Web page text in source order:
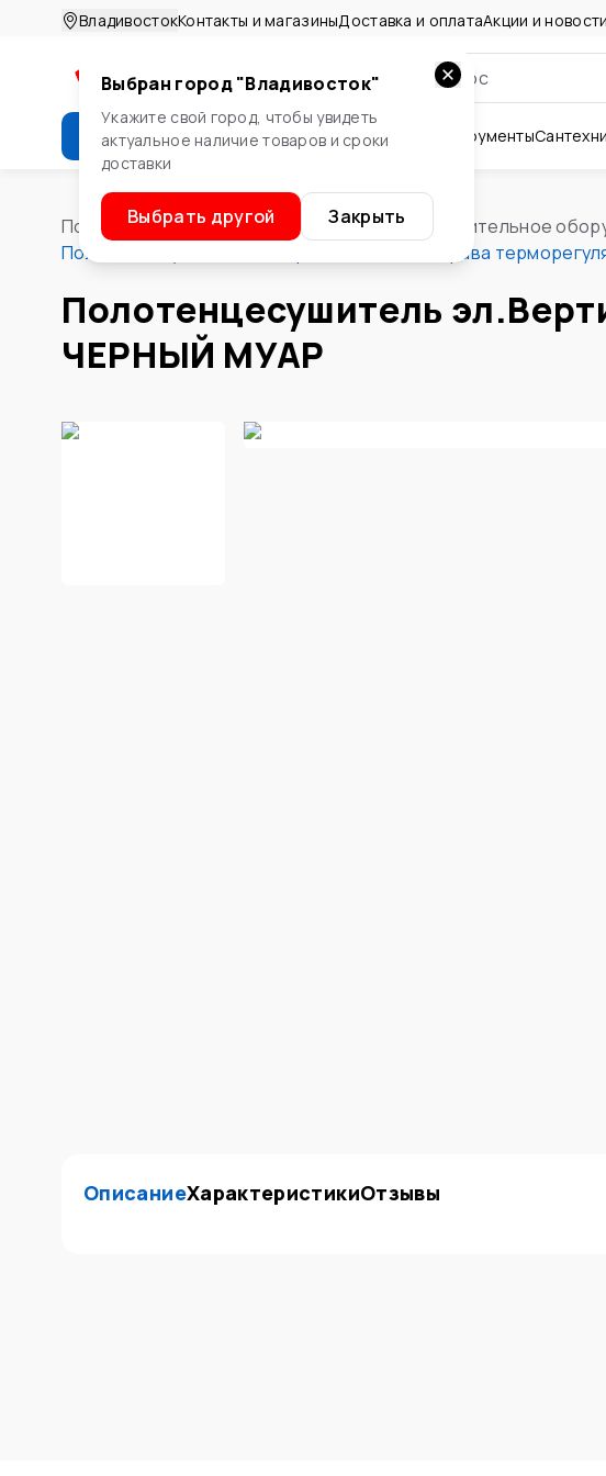
ВладивостокКонтакты и магазиныДоставка и оплатаАкции и
Каталог Стройматериалы Инструменты
Выбран город "Владивосток"
Укажите свой город, чтобы увидеть
актуальное наличие товаров и сроки
доставки
Выбрать другой Закрыть
Помощник/Водоснабжение и отопление Отопительное
Полотенцесушитель эл.Вертикаль 15х120 справа
Полотенцесушитель
ЧЕРНЫЙ МУАР
ОписаниеХарактеристикиОтзывы